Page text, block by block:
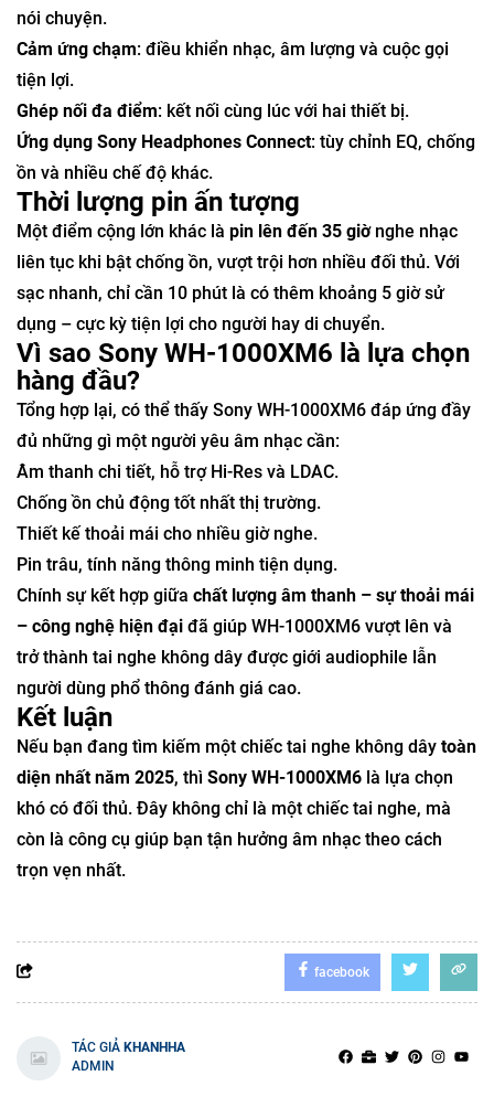
nói chuyện.
Cảm ứng chạm: điều khiển nhạc, âm lượng và cuộc gọi
tiện lợi.
Ghép nối đa điểm: kết nối cùng lúc với hai thiết bị.
Ứng dụng Sony Headphones Connect: tùy chỉnh EQ, chống
ồn và nhiều chế độ khác.
Thời lượng pin ấn tượng
Một điểm cộng lớn khác là pin lên đến 35 giờnghe nhạc
liên tục khi bật chống ồn, vượt trội hơn nhiều đối thủ. Với
sạc nhanh, chỉ cần 10 phút là có thêm khoảng 5 giờ sử
dụng – cực kỳ tiện lợi cho người hay di chuyển.
Vì sao Sony WH-1000XM6 là lựa chọn
hàng đầu?
Tổng hợp lại, có thể thấy Sony WH-1000XM6 đáp ứng đầy
đủ những gì một người yêu âm nhạc cần:
Âm thanh chi tiết, hỗ trợ Hi-Res và LDAC.
Chống ồn chủ động tốt nhất thị trường.
Thiết kế thoải mái cho nhiều giờ nghe.
Pin trâu, tính năng thông minh tiện dụng.
Chính sự kết hợp giữa chất lượng âm thanh – sự thoải mái
– công nghệ hiện đại đã giúp WH-1000XM6 vượt lên và
trở thành tai nghe không dây được giới audiophile lẫn
người dùng phổ thông đánh giá cao.
Kết luận
Nếu bạn đang tìm kiếm một chiếc tai nghe không dây toàn
diện nhất năm 2025, thì Sony WH-1000XM6 là lựa chọn
khó có đối thủ. Đây không chỉ là một chiếc tai nghe, mà
còn là công cụ giúp bạn tận hưởng âm nhạc theo cách
trọn vẹn nhất.
facebook
TÁC GIẢ KHANHHA
ADMIN